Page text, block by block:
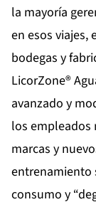
la mayoría
en esos viajes,
bodegas y
LicorZone®
avanzado y
los empleados
marcas y
entrenamiento
consumo y